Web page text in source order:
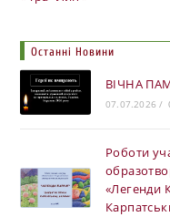
Останні Новини
ВІЧНА
07.07.2026 /
Роботи
«Легенди